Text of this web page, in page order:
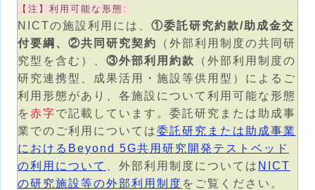
【注】利用可能な形態:
NICTの施設利用には、 ①委託研究約款/助成金交
付要綱、②共同研究契約
（外部利用制度の共同研
究型を含む）、 ③外部利用約款
（外部利用制度の
研究連携型、成果活用・施設等供用型）によるご
利用形態があり、各施設について利用可能な形態
を 赤字で記載しています。委託研究または助成事
業でのご利用については委託研究または助成事業
におけるBeyond 5G共用研究開発テストベッド
の利用について
、外部利用制度については NICT
の研究施設等の外部利用制度 をご覧ください。